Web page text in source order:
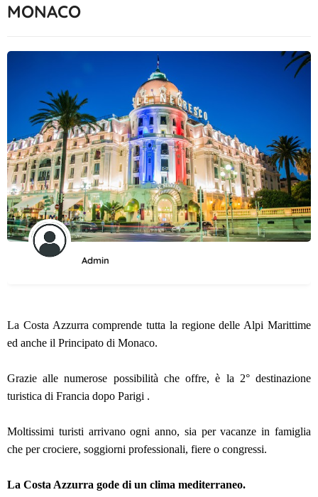
MONACO
Admin
La Costa Azzurra comprende tutta la regione delle Alpi Marittime
ed anche il Principato di Monaco.
Grazie alle numerose possibilità che offre, è la 2° destinazione
turistica di Francia dopo Parigi .
Moltissimi turisti arrivano ogni anno, sia per vacanze in famiglia
che per crociere, soggiorni professionali, fiere o congressi.
La Costa Azzurra gode di un clima mediterraneo.